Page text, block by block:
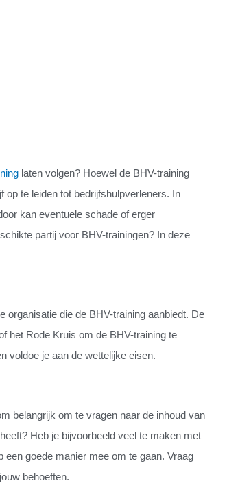
laten volgen? Hoewel de BHV-training
op te leiden tot bedrijfshulpverleners. In
kan eventuele schade of erger
partij voor BHV-trainingen? In deze
organisatie die de BHV-training aanbiedt. De
het Rode Kruis om de BHV-training te
voldoe je aan de wettelijke eisen.
belangrijk om te vragen naar de inhoud van
Heb je bijvoorbeeld veel te maken met
goede manier mee om te gaan. Vraag
behoeften.